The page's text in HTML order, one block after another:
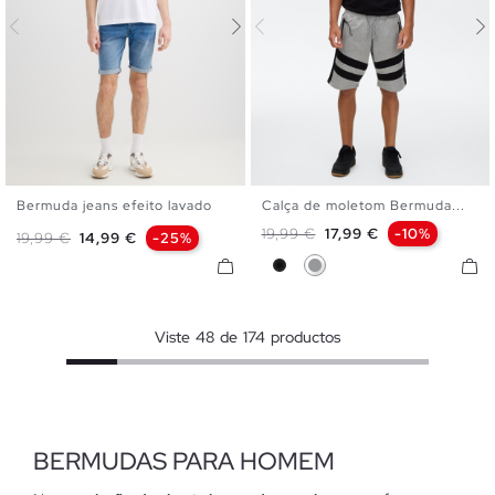
36 38 40 42 44
48
Bermuda jeans efeito lavado
Preço normal
19,99 € Preço
14,99 € -25%
L XL
Calça de moletom Bermuda...
Preço normal
19,99 € Preço
17,99 € -10%
PretoCinza Melange
Viste 48 de 174 productos
BERMUDAS PARA HOMEM